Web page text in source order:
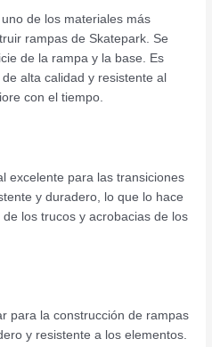
de los materiales más
rampas de Skatepark. Se
de la rampa y la base. Es
alta calidad y resistente al
con el tiempo.
excelente para las transiciones
y duradero, lo que lo hace
los trucos y acrobacias de los
para la construcción de rampas
y resistente a los elementos.